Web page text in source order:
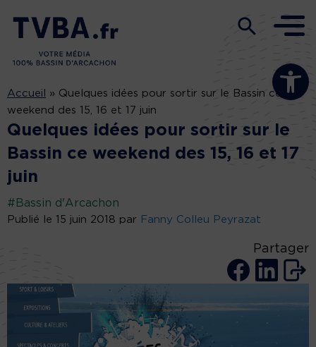
Ouvrir la
Accueil » Quelques idées pour sortir sur le Bassin ce
weekend des 15, 16 et 17 juin
Quelques idées pour sortir sur le
Bassin ce weekend des 15, 16 et 17
juin
#Bassin d'Arcachon
Publié le 15 juin 2018 par Fanny Colleu Peyrazat
Partager